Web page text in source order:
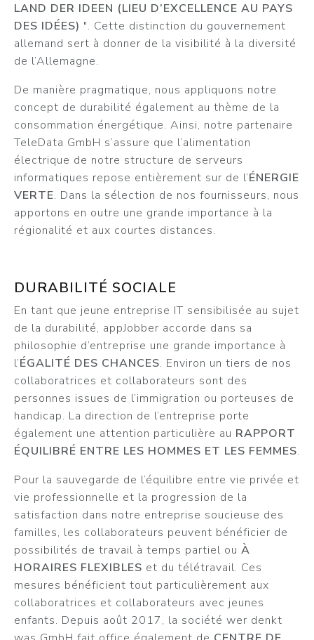
LAND DER IDEEN (LIEU D’EXCELLENCE AU PAYS
DES IDÉES) ". Cette distinction du gouvernement
allemand sert à donner de la visibilité à la diversité
de l’Allemagne.
De manière pragmatique, nous appliquons notre
concept de durabilité également au thème de la
consommation énergétique. Ainsi, notre partenaire
TeleData GmbH s’assure que l’alimentation
électrique de notre structure de serveurs
informatiques repose entièrement sur de l’ÉNERGIE
VERTE. Dans la sélection de nos fournisseurs, nous
apportons en outre une grande importance à la
régionalité et aux courtes distances.
DURABILITÉ SOCIALE
En tant que jeune entreprise IT sensibilisée au sujet
de la durabilité, appJobber accorde dans sa
philosophie d’entreprise une grande importance à
l’ÉGALITÉ DES CHANCES. Environ un tiers de nos
collaboratrices et collaborateurs sont des
personnes issues de l’immigration ou porteuses de
handicap. La direction de l’entreprise porte
également une attention particulière au RAPPORT
ÉQUILIBRÉ ENTRE LES HOMMES ET LES FEMMES.
Pour la sauvegarde de l’équilibre entre vie privée et
vie professionnelle et la progression de la
satisfaction dans notre entreprise soucieuse des
familles, les collaborateurs peuvent bénéficier de
possibilités de travail à temps partiel ou À
HORAIRES FLEXIBLES et du télétravail. Ces
mesures bénéficient tout particulièrement aux
collaboratrices et collaborateurs avec jeunes
enfants. Depuis août 2017, la société wer denkt